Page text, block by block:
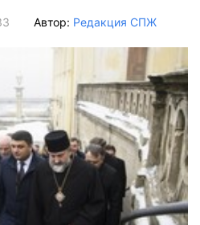
Автор: Редакция СПЖ